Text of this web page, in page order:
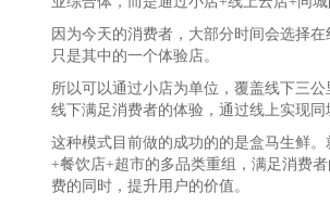
因为今天的消费者，大部分时间会选择
只是其中的一个体验店。
所以可以通过小店为单位，覆盖线下三公
线下满足消费者的体验，通过线上实现同
这种模式目前做的成功的的是盒马生鲜。
+餐饮店+超市的多品类重组，满足消费
费的同时，提升用户的价值。